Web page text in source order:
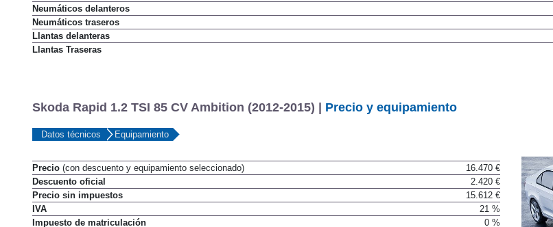
Diámetro de giro entre bordillos
Neumáticos delanteros
Neumáticos traseros
Llantas delanteras
Skoda Rapid 1.2 TSI 85 CV Ambition (2012-2015) | Precio y equipamiento
Precio(con descuento y equipamiento seleccionado)
16.470 €
Descuento oficial
2.420 €
Precio sin impuestos
15.612 €
IVA
21 %